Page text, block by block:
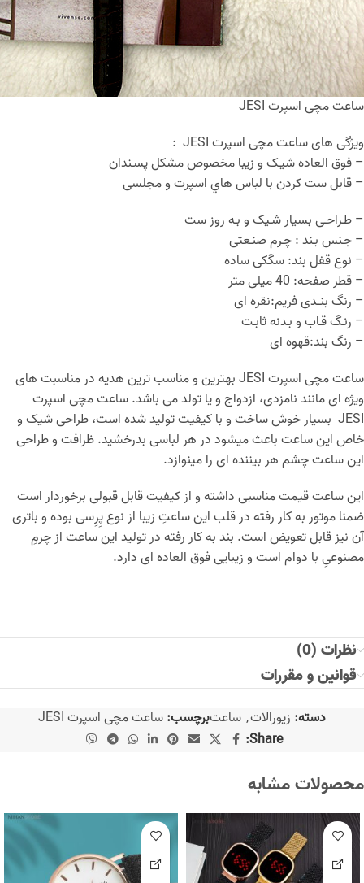
ساعت مچی اسپرت JESI
ویژگی های ساعت مچی اسپرت JESI :
– فوق العاده شیـک و زیبا مخصوص مشکل پسـندان
– قابل ست كردن با لباس هاي اسپرت و مجلسی
– طـراحـی بسیار شـیک و بـه روز ست
– جـنس بـند : چـرم صنـعتی
– نوع قفل بند: سگکی ساده
– قطر صفحه: 40 میلی متر
– رنگ بنــدی فریم:نقره ای
– رنـگ قـاب و بـدنه ثابـت
– رنگ بند:قهوه ای
ساعت مچی اسپرت JESI بهترین و مناسب ترین هدیه در مناسبت های
ویژه ای مانند نامزدی، ازدواج و یا تولد می باشد. ساعت مچی اسپرت
JESI بسیار خوش ساخت و با کیفیت تولید شده است، طراحی شیک و
خاص این ساعت باعث میشود در هر لباسی بدرخشید. ظرافت و طراحی
این ساعت چشم هر بیننده ای را مینوازد.
این ساعت قیمت مناسبی داشته و از کیفیت قابل قبولی برخوردار است
ضمنا موتور به کار رفته در قلب این ساعتِ زیبا از نوع پِرِسی بوده و باتری
آن نیز قابل تعویض است. بند به کار رفته در تولید این ساعت از چرمِ
مصنوعیِ با دوام است و زیبایی فوق العاده ای دارد.
نظرات (0)
قوانین و مقررات
دسته: زیورالات, ساعتبرچسب:ساعت مچی اسپرت JESI
Share:
محصولات مشابه